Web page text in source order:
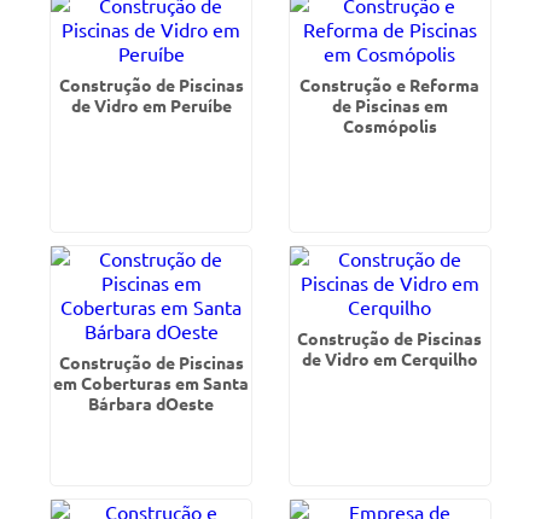
Construção de Piscinas
de Vidro em Peruíbe
Construção e Reforma
de Piscinas em
Cosmópolis
Construção de Piscinas
em Coberturas em Santa
Bárbara dOeste
Construção de Piscinas
de Vidro em Cerquilho